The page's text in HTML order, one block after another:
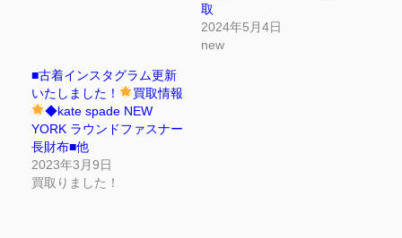
取
2024年5月4日
new
■古着インスタグラム更新
いたしました！
買取情報
◆kate spade NEW
YORK ラウンドファスナー
長財布■他
2023年3月9日
買取りました！